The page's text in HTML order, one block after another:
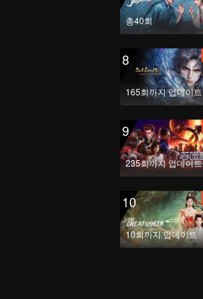
총40회
8
165회까지 업데이트
9
235회까지 업데이트
10
10회까지 업데이트